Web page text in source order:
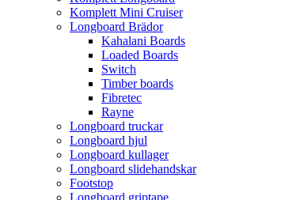
Komplett Mini Cruiser
Longboard Brädor
Kahalani Boards
Loaded Boards
Switch
Timber boards
Fibretec
Rayne
Longboard truckar
Longboard hjul
Longboard kullager
Longboard slidehandskar
Footstop
Longboard griptape